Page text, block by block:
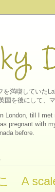
を満喫していた
国を後にして、
London, till I
pregnant with
before.
A